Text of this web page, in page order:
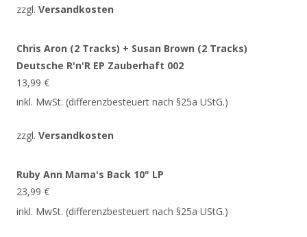
zzgl. Versandkosten
Chris Aron (2 Tracks) + Susan Brown (2 Tracks)
Deutsche R'n'R EP Zauberhaft 002
13,99 €
inkl. MwSt. (differenzbesteuert nach §25a UStG.)
zzgl. Versandkosten
Ruby Ann Mama's Back 10" LP
23,99 €
inkl. MwSt. (differenzbesteuert nach §25a UStG.)